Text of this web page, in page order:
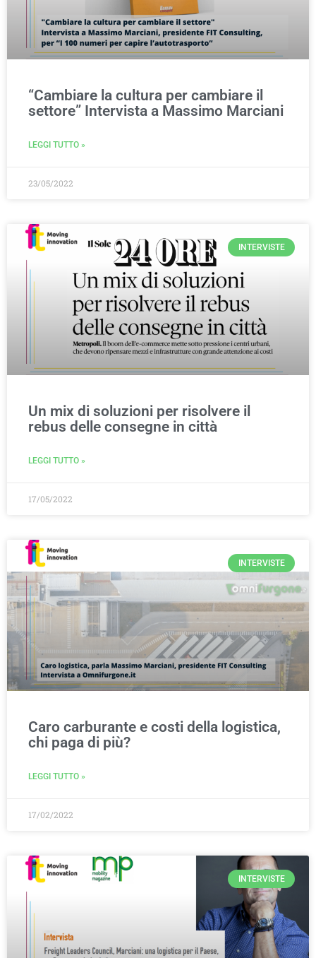
“Cambiare la cultura per cambiare il
settore” Intervista a Massimo Marciani
LEGGI TUTTO »
23/05/2022
INTERVISTE
Un mix di soluzioni per risolvere il
rebus delle consegne in città
LEGGI TUTTO »
17/05/2022
INTERVISTE
Caro carburante e costi della logistica,
chi paga di più?
LEGGI TUTTO »
17/02/2022
INTERVISTE